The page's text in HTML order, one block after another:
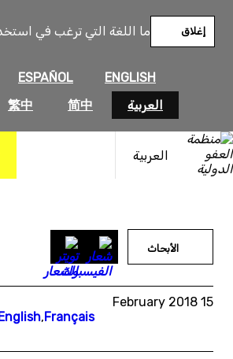
ما اللغة التي ترغب في
ENGLISH
ESPAÑOL
العربية
简中
繁中
إغلاق
العربية
المحتوى
الأبحاث
15 February 2018
,Français